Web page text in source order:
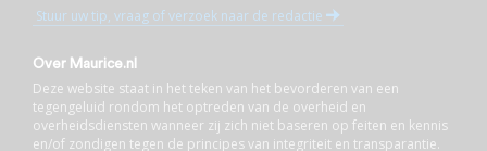
Stuur uw tip, vraag of verzoek naar de redactie
Over Maurice.nl
Deze website staat in het teken van het bevorderen van een
tegengeluid rondom het optreden van de overheid en
overheidsdiensten wanneer zij zich niet baseren op feiten en kennis
en/of zondigen tegen de principes van integriteit en transparantie.